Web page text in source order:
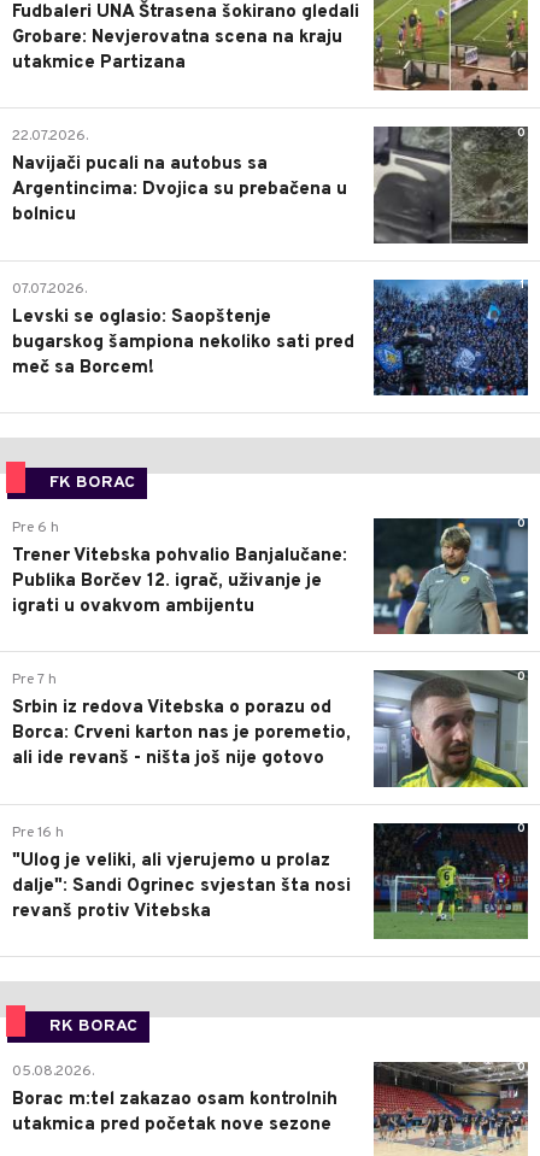
Fudbaleri UNA Štrasena šokirano gledali
Grobare: Nevjerovatna scena na kraju
utakmice Partizana
0
22.07.2026.
Navijači pucali na autobus sa
Argentincima: Dvojica su prebačena u
bolnicu
1
07.07.2026.
Levski se oglasio: Saopštenje
bugarskog šampiona nekoliko sati pred
meč sa Borcem!
FK BORAC
0
Pre 6 h
Trener Vitebska pohvalio Banjalučane:
Publika Borčev 12. igrač, uživanje je
igrati u ovakvom ambijentu
0
Pre 7 h
Srbin iz redova Vitebska o porazu od
Borca: Crveni karton nas je poremetio,
ali ide revanš - ništa još nije gotovo
0
Pre 16 h
"Ulog je veliki, ali vjerujemo u prolaz
dalje": Sandi Ogrinec svjestan šta nosi
revanš protiv Vitebska
RK BORAC
0
05.08.2026.
Borac m:tel zakazao osam kontrolnih
utakmica pred početak nove sezone